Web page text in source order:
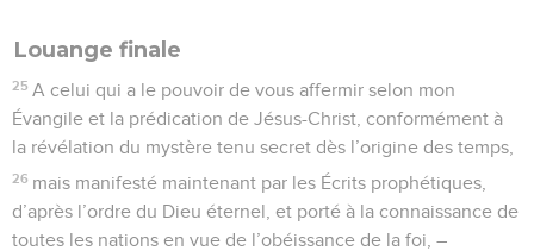
Louange finale
25 A celui qui a le pouvoir de vous affermir selon mon
Évangile et la prédication de Jésus-Christ, conformément à
la révélation du mystère tenu secret dès l’origine des temps,
26 mais manifesté maintenant par les Écrits prophétiques,
d’après l’ordre du Dieu éternel, et porté à la connaissance de
toutes les nations en vue de l’obéissance de la foi, –